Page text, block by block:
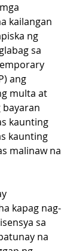
kailangan
ng
sa
ang
multa at
kaunting
kaunting
malinaw na
kapag nag-
sa
na